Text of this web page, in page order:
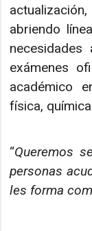
abriendo
necesidades
exámenes
académico
física,
“Queremos
personas
les forma